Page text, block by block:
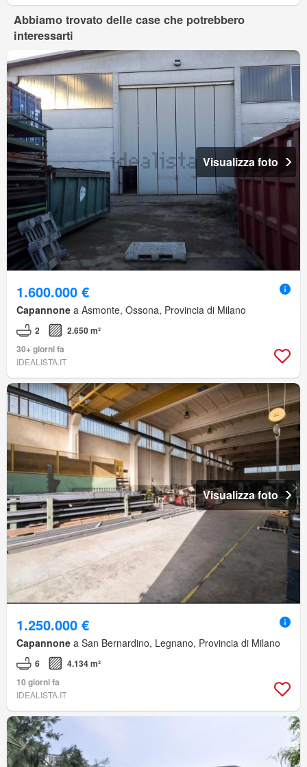
Abbiamo trovato delle case che potrebbero
interessarti
Visualizza foto
1.600.000 €
Capannone a Asmonte, Ossona, Provincia di Milano
2
2.650 m²
30+ giorni fa
IDEALISTA.IT
Visualizza foto
1.250.000 €
Capannone a San Bernardino, Legnano, Provincia di Milano
6
4.134 m²
10 giorni fa
IDEALISTA.IT